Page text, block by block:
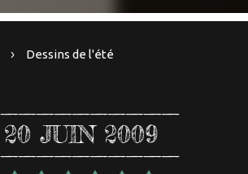
Dessins de l'été
20 JUIN 2009